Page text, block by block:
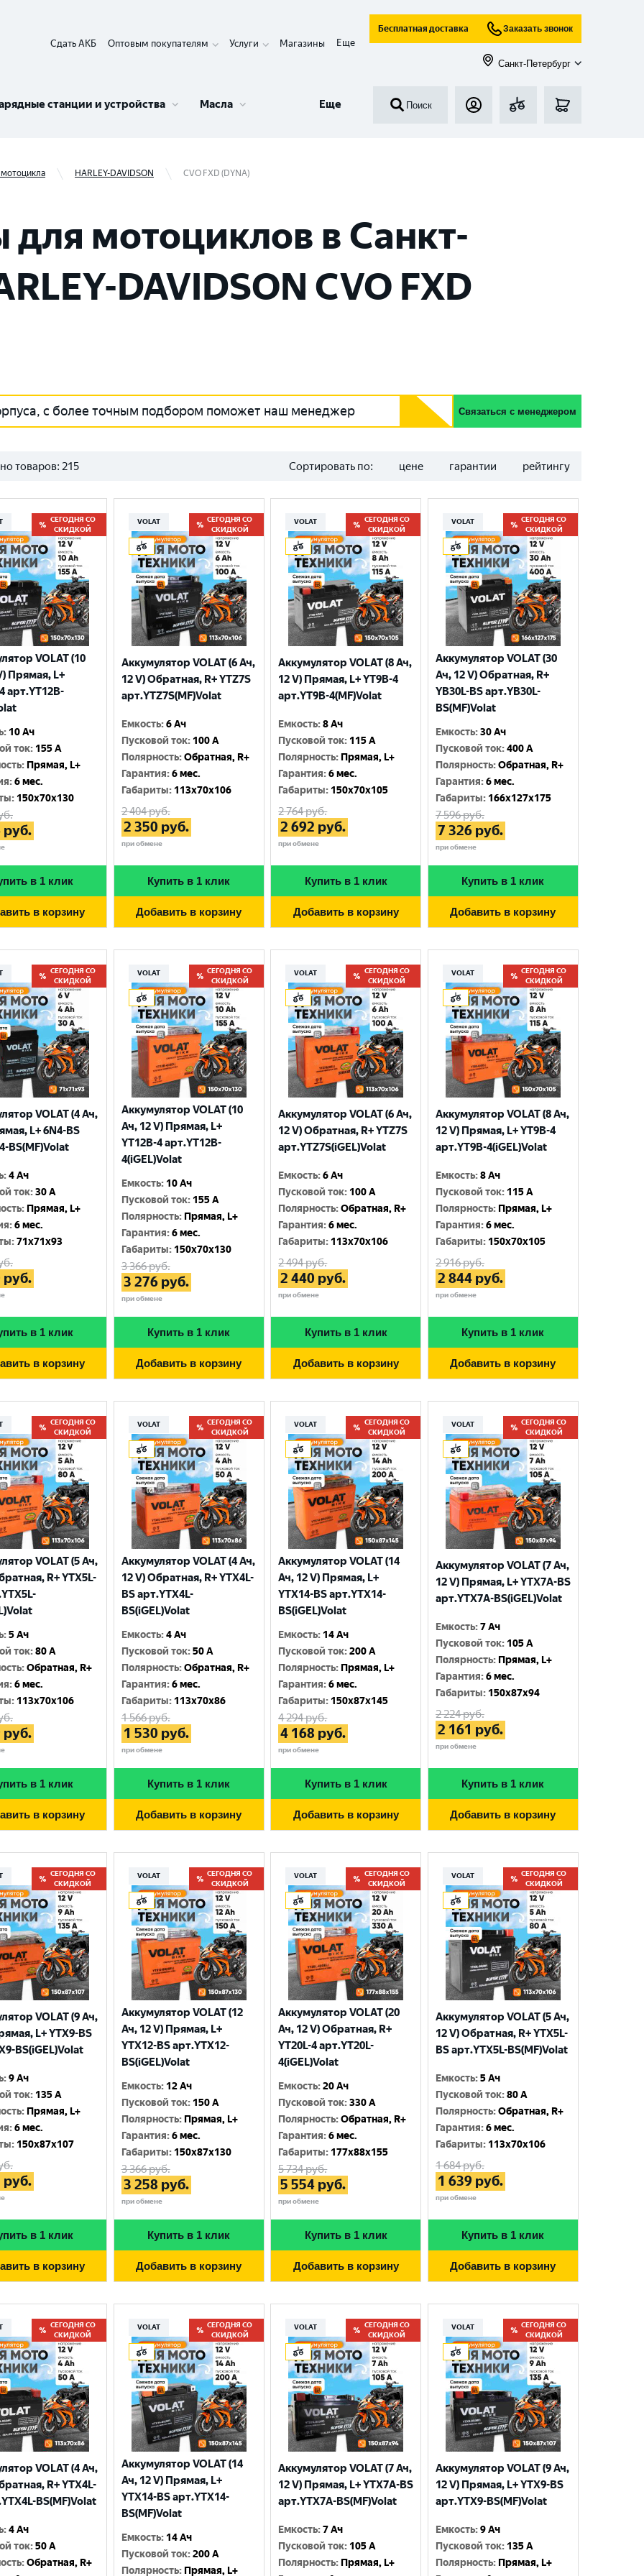
Сдать АКБ Оптовым покупателям Услуги Магазины Еще
Бесплатная доставка Заказать звонок
Санкт-Петербург
станции и устройства Масла Еще Поиск
HARLEY-DAVIDSON CVO FXD (DYNA)
мотоциклов в Санкт-
DAVIDSON CVO FXD
с более точным подбором поможет наш менеджер Связаться с менеджером
товаров: 215 Сортировать по: цене гарантии рейтингу
СЕГОДНЯ СО
СКИДКОЙ
VOLAT (10
Прямая, L+
арт.YT12B-
: 10 Ач
ток: 155 A
: Прямая, L+
:6 мес.
: 150x70x130
руб.
в 1 клик
в корзину
VOLAT
СЕГОДНЯ СО
СКИДКОЙ
Аккумулятор VOLAT (6 Ач,
12 V) Обратная, R+ YTZ7S
арт.YTZ7S(MF)Volat
Емкость:6 Ач
Пусковой ток: 100 A
Полярность:Обратная, R+
Гарантия:6 мес.
Габариты: 113x70x106
2 404руб.
2 350 руб.
при обмене
Купить в 1 клик
Добавить в корзину
VOLAT
СЕГОДНЯ СО
СКИДКОЙ
Аккумулятор VOLAT (8 Ач,
12 V) Прямая, L+ YT9B-4
арт.YT9B-4(MF)Volat
Емкость:8 Ач
Пусковой ток: 115 A
Полярность: Прямая, L+
Гарантия:6 мес.
Габариты: 150x70x105
2 764руб.
2 692 руб.
при обмене
Купить в 1 клик
Добавить в корзину
VOLAT
СЕГОДНЯ СО
СКИДКОЙ
Аккумулятор VOLAT (30
Ач, 12 V) Обратная, R+
YB30L-BS арт.YB30L-
BS(MF)Volat
Емкость:30 Ач
Пусковой ток:400 A
Полярность:Обратная, R+
Гарантия:6 мес.
Габариты: 166x127x175
7 596руб.
7 326руб.
при обмене
Купить в 1 клик
Добавить в корзину
СЕГОДНЯ СО
СКИДКОЙ
VOLAT (4 Ач,
L+ 6N4-BS
BS(MF)Volat
:4 Ач
ток:30 A
: Прямая, L+
:6 мес.
:71x71x93
руб.
в 1 клик
в корзину
VOLAT
СЕГОДНЯ СО
СКИДКОЙ
Аккумулятор VOLAT (10
Ач, 12 V) Прямая, L+
YT12B-4 арт.YT12B-
4(iGEL)Volat
Емкость: 10 Ач
Пусковой ток: 155 A
Полярность: Прямая, L+
Гарантия:6 мес.
Габариты: 150x70x130
3 366руб.
3 276руб.
при обмене
Купить в 1 клик
Добавить в корзину
VOLAT
СЕГОДНЯ СО
СКИДКОЙ
Аккумулятор VOLAT (6 Ач,
12 V) Обратная, R+ YTZ7S
арт.YTZ7S(iGEL)Volat
Емкость:6 Ач
Пусковой ток: 100 A
Полярность:Обратная, R+
Гарантия:6 мес.
Габариты: 113x70x106
2 494руб.
2 440 руб.
при обмене
Купить в 1 клик
Добавить в корзину
VOLAT
СЕГОДНЯ СО
СКИДКОЙ
Аккумулятор VOLAT (8 Ач,
12 V) Прямая, L+ YT9B-4
арт.YT9B-4(iGEL)Volat
Емкость:8 Ач
Пусковой ток: 115 A
Полярность: Прямая, L+
Гарантия:6 мес.
Габариты: 150x70x105
2 916руб.
2 844руб.
при обмене
Купить в 1 клик
Добавить в корзину
СЕГОДНЯ СО
СКИДКОЙ
VOLAT (5 Ач,
R+ YTX5L-
:5 Ач
ток:80 A
:Обратная, R+
:6 мес.
: 113x70x106
руб.
в 1 клик
в корзину
VOLAT
СЕГОДНЯ СО
СКИДКОЙ
Аккумулятор VOLAT (4 Ач,
12 V) Обратная, R+ YTX4L-
BS арт.YTX4L-
BS(iGEL)Volat
Емкость:4 Ач
Пусковой ток:50 A
Полярность:Обратная, R+
Гарантия:6 мес.
Габариты: 113x70x86
1 566руб.
1 530 руб.
при обмене
Купить в 1 клик
Добавить в корзину
VOLAT
СЕГОДНЯ СО
СКИДКОЙ
Аккумулятор VOLAT (14
Ач, 12 V) Прямая, L+
YTX14-BS арт.YTX14-
BS(iGEL)Volat
Емкость: 14 Ач
Пусковой ток:200 A
Полярность: Прямая, L+
Гарантия:6 мес.
Габариты: 150x87x145
4 294руб.
4 168 руб.
при обмене
Купить в 1 клик
Добавить в корзину
VOLAT
СЕГОДНЯ СО
СКИДКОЙ
Аккумулятор VOLAT (7 Ач,
12 V) Прямая, L+ YTX7A-BS
арт.YTX7A-BS(iGEL)Volat
Емкость:7 Ач
Пусковой ток: 105 A
Полярность: Прямая, L+
Гарантия:6 мес.
Габариты: 150x87x94
2 224руб.
2 161 руб.
при обмене
Купить в 1 клик
Добавить в корзину
СЕГОДНЯ СО
СКИДКОЙ
VOLAT (9 Ач,
L+ YTX9-BS
BS(iGEL)Volat
:9 Ач
ток: 135 A
: Прямая, L+
:6 мес.
: 150x87x107
руб.
в 1 клик
в корзину
VOLAT
СЕГОДНЯ СО
СКИДКОЙ
Аккумулятор VOLAT (12
Ач, 12 V) Прямая, L+
YTX12-BS арт.YTX12-
BS(iGEL)Volat
Емкость: 12 Ач
Пусковой ток: 150 A
Полярность: Прямая, L+
Гарантия:6 мес.
Габариты: 150x87x130
3 366руб.
3 258 руб.
при обмене
Купить в 1 клик
Добавить в корзину
VOLAT
СЕГОДНЯ СО
СКИДКОЙ
Аккумулятор VOLAT (20
Ач, 12 V) Обратная, R+
YT20L-4 арт.YT20L-
4(iGEL)Volat
Емкость:20 Ач
Пусковой ток:330 A
Полярность:Обратная, R+
Гарантия:6 мес.
Габариты: 177x88x155
5 734руб.
5 554 руб.
при обмене
Купить в 1 клик
Добавить в корзину
VOLAT
СЕГОДНЯ СО
СКИДКОЙ
Аккумулятор VOLAT (5 Ач,
12 V) Обратная, R+ YTX5L-
BS арт.YTX5L-BS(MF)Volat
Емкость:5 Ач
Пусковой ток:80 A
Полярность:Обратная, R+
Гарантия:6 мес.
Габариты: 113x70x106
1 684руб.
1 639 руб.
при обмене
Купить в 1 клик
Добавить в корзину
СЕГОДНЯ СО
СКИДКОЙ
VOLAT (4 Ач,
R+ YTX4L-
BS(MF)Volat
:4 Ач
ток:50 A
:Обратная, R+
VOLAT
СЕГОДНЯ СО
СКИДКОЙ
Аккумулятор VOLAT (14
Ач, 12 V) Прямая, L+
YTX14-BS арт.YTX14-
BS(MF)Volat
Емкость: 14 Ач
Пусковой ток:200 A
Полярность: Прямая, L+
VOLAT
СЕГОДНЯ СО
СКИДКОЙ
Аккумулятор VOLAT (7 Ач,
12 V) Прямая, L+ YTX7A-BS
арт.YTX7A-BS(MF)Volat
Емкость:7 Ач
Пусковой ток: 105 A
Полярность: Прямая, L+
VOLAT
СЕГОДНЯ СО
СКИДКОЙ
Аккумулятор VOLAT (9 Ач,
12 V) Прямая, L+ YTX9-BS
арт.YTX9-BS(MF)Volat
Емкость:9 Ач
Пусковой ток: 135 A
Полярность: Прямая, L+
Выберите ваш город
Великий Новгород
Санкт-Петербург
Смоленск